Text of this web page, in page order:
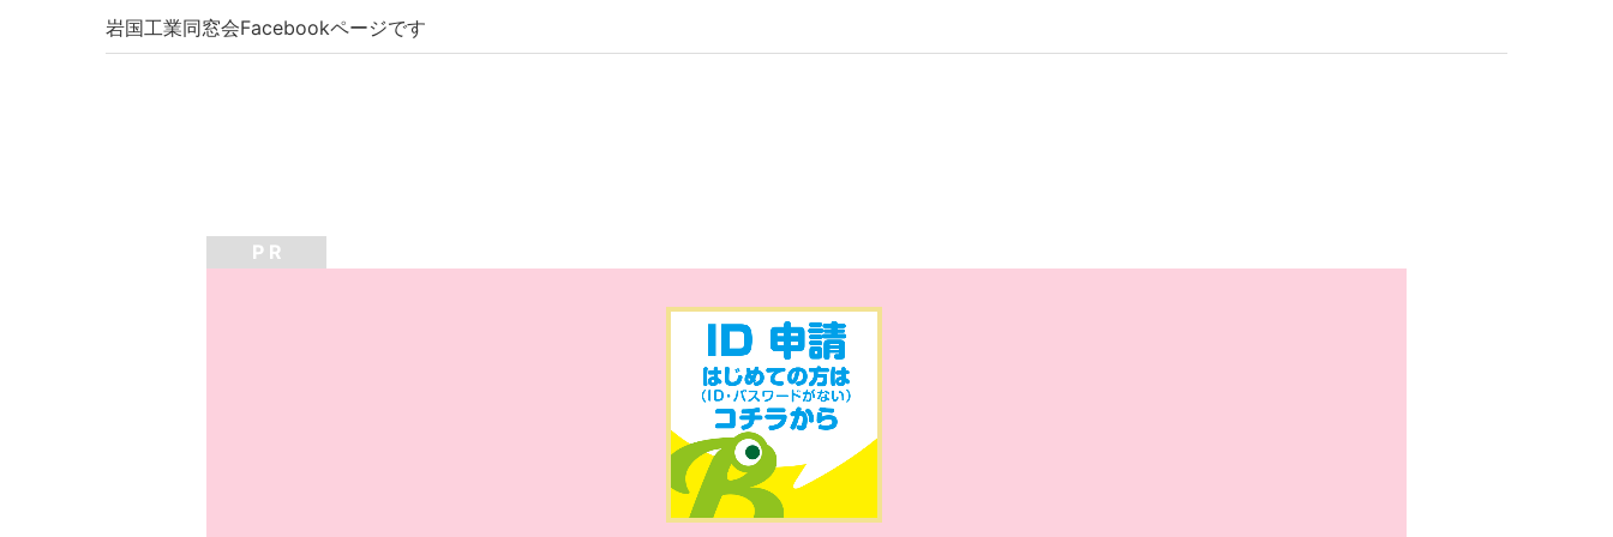
岩国工業同窓会Facebookページです
P R